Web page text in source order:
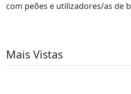
com peões e utilizadores/as de
Mais Vistas